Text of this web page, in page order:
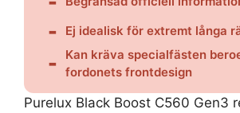
Ej idealisk för extremt långa
Kan kräva specialfästen
fordonets frontdesign
Purelux Black Boost C560 Gen3